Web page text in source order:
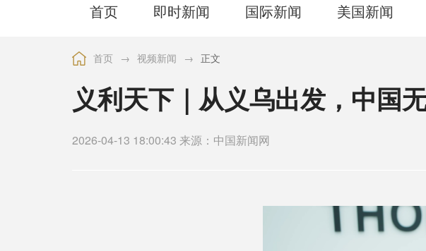
首页 即时新闻 国际新闻 美国新闻
首页 → 视频新闻 → 正文
义利天下｜从义乌出发，中国
2026-04-13 18:00:43 来源：中国新闻网